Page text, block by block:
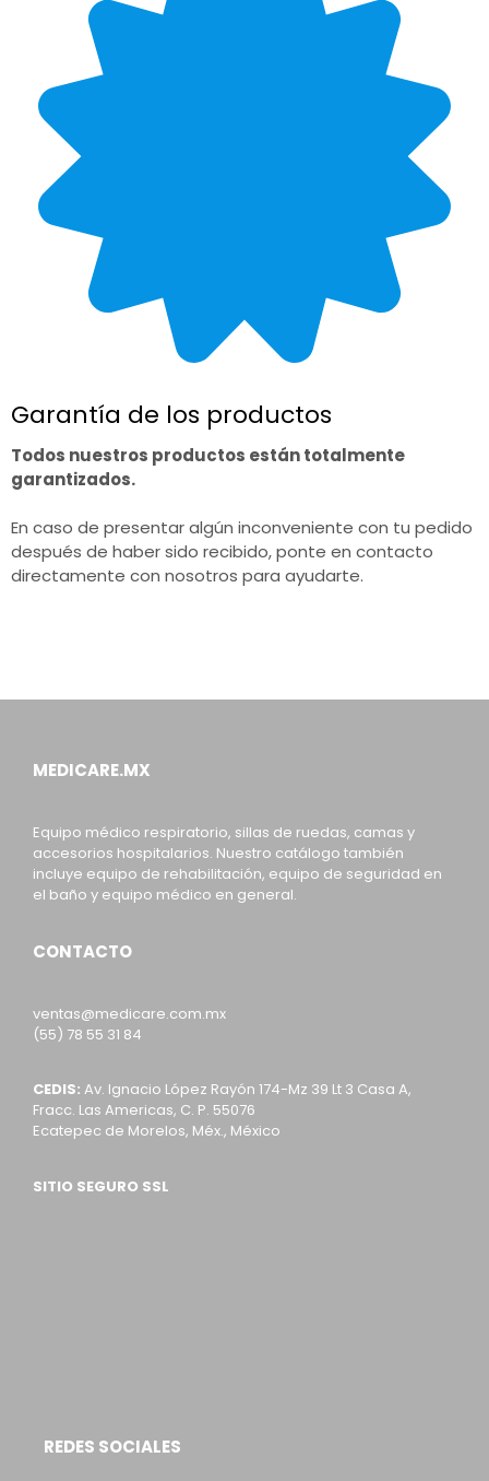
Garantía de los productos
Todos nuestros productos están totalmente
garantizados.
En caso de presentar algún inconveniente con tu pedido
después de haber sido recibido, ponte en contacto
directamente con nosotros para ayudarte.
MEDICARE.MX
Equipo médico respiratorio, sillas de ruedas, camas y
accesorios hospitalarios. Nuestro catálogo también
incluye equipo de rehabilitación, equipo de seguridad en
el baño y equipo médico en general.
CONTACTO
ventas@medicare.com.mx
(55) 78 55 31 84
CEDIS: Av. Ignacio López Rayón 174-Mz 39 Lt 3 Casa A,
Fracc. Las Americas, C. P. 55076
Ecatepec de Morelos, Méx., México
SITIO SEGURO SSL
REDES SOCIALES